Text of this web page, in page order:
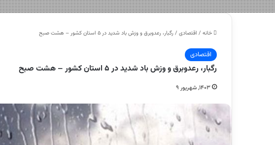
خانه / اقتصادی /رگبار، رعدوبرق و وزش باد شدید در ۵ استان کشور – هشت صبح
اقتصادی
رگبار، رعدوبرق و وزش باد شدید در ۵ استان کشور – هشت صبح
۱۴۰۳, شهریور ۹